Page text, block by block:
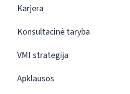
Karjera
Konsultacinė taryba
VMI strategija
Apklausos